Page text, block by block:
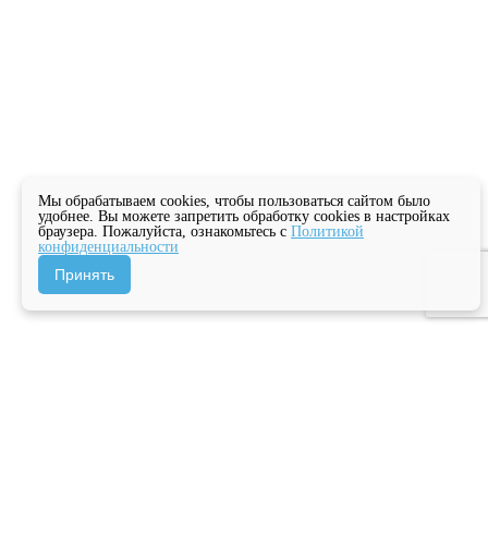
Мы обрабатываем cookies, чтобы пользоваться сайтом было
удобнее. Вы можете запретить обработку cookies в настройках
браузера. Пожалуйста, ознакомьтесь с Политикой
конфиденциальности
Принять